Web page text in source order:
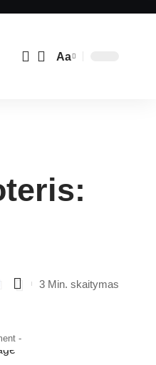
Aa
3 Min. skaitymas
-